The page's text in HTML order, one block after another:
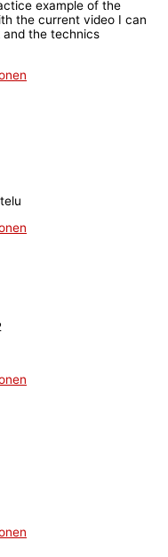
example of the
the current video I can
the technics